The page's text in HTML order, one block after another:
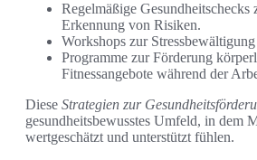
Regelmäßige Gesundheitschecks
Erkennung von Risiken.
Workshops zur
Programme zur Förderung
Fitnessangebote während der
Diese Strategien zur
gesundheitsbewusstes Umfeld, in dem
wertgeschätzt und unterstützt fühlen.